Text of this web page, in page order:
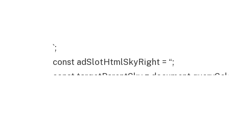
`;
const adSlotHtmlSkyRight = “;
const targetParentSky =